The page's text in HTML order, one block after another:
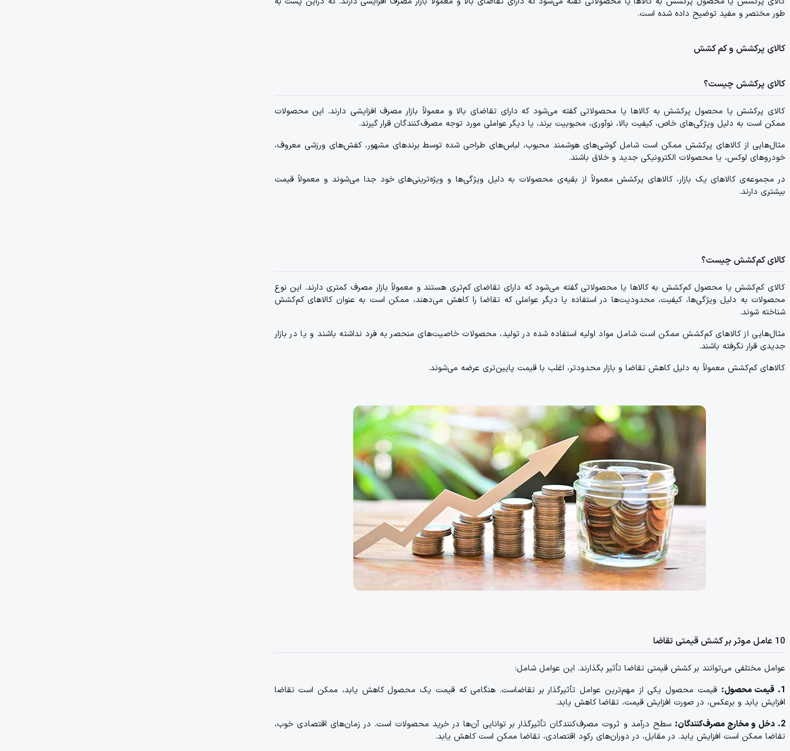
طور مختصر و مفید توضیح داده شده است.
کالای پرکشش و کم کشش
کالای پرکشش چیست؟
کالای پرکشش یا محصول پرکشش به کالاها یا محصولاتی گفته می‌شود که دارای تقاضای بالا و معمولاً بازار مصرف افزایشی دارند. این محصولات
ممکن است به دلیل ویژگی‌های خاص، کیفیت بالا، نوآوری، محبوبیت برند، یا دیگر عواملی مورد توجه مصرف‌کنندگان قرار گیرند.
مثال‌هایی از کالاهای پرکشش ممکن است شامل گوشی‌های هوشمند محبوب، لباس‌های طراحی شده توسط برندهای مشهور، کفش‌های ورزشی معروف،
خودروهای لوکس، یا محصولات الکترونیکی جدید و خلاق باشند.
در مجموعه‌ی کالاهای یک بازار، کالاهای پرکشش معمولاً از بقیه‌ی محصولات به دلیل ویژگی‌ها و ویژه‌ترینی‌های خود جدا می‌شوند و معمولاً قیمت
بیشتری دارند.
کالای کم‌کشش چیست؟
کالای کم‌کشش یا محصول کم‌کشش به کالاها یا محصولاتی گفته می‌شود که دارای تقاضای کم‌تری هستند و معمولاً بازار مصرف کمتری دارند. این نوع
محصولات به دلیل ویژگی‌ها، کیفیت، محدودیت‌ها در استفاده یا دیگر عواملی که تقاضا را کاهش می‌دهند، ممکن است به عنوان کالاهای کم‌کشش
شناخته شوند.
مثال‌هایی از کالاهای کم‌کشش ممکن است شامل مواد اولیه استفاده شده در تولید، محصولات خاصیت‌های منحصر به فرد نداشته باشند و یا در بازار
جدیدی قرار نگرفته باشند.
کالاهای کم‌کشش معمولاً به دلیل کاهش تقاضا و بازار محدودتر، اغلب با قیمت پایین‌تری عرضه می‌شوند.
10 عامل موثر بر کشش قیمتی تقاضا
عوامل مختلفی می‌توانند بر کشش قیمتی تقاضا تأثیر بگذارند. این عوامل شامل:
1. قیمت محصول:
قیمت محصول یکی از مهم‌ترین عوامل تأثیرگذار بر تقاضاست. هنگامی که قیمت یک محصول کاهش یابد، ممکن است تقاضا
افزایش یابد و برعکس، در صورت افزایش قیمت، تقاضا کاهش یابد.
2. دخل و مخارج مصرف‌کنندگان:
سطح درآمد و ثروت مصرف‌کنندگان تأثیرگذار بر توانایی آن‌ها در خرید محصولات است. در زمان‌های اقتصادی خوب،
تقاضا ممکن است افزایش یابد. در مقابل، در دوران‌های رکود اقتصادی، تقاضا ممکن است کاهش یابد.